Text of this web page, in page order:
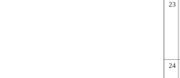
23
24